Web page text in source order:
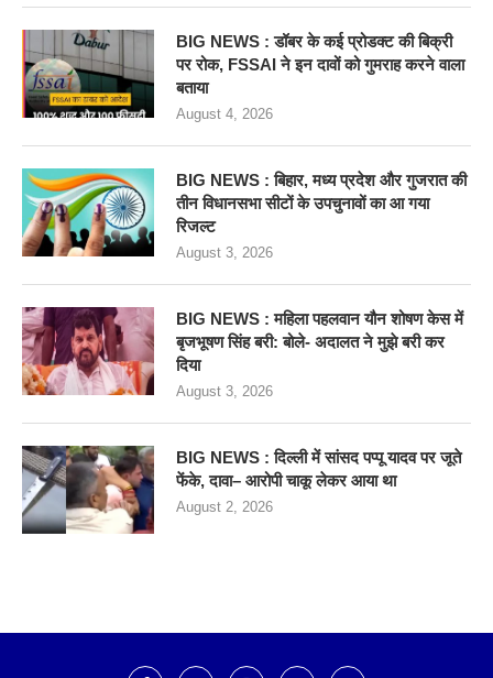
BIG NEWS : डॉबर के कई प्रोडक्ट की बिक्री
पर रोक, FSSAI ने इन दावों को गुमराह करने वाला
बताया
August 4, 2026
BIG NEWS : बिहार, मध्य प्रदेश और गुजरात की
तीन विधानसभा सीटों के उपचुनावों का आ गया
रिजल्ट
August 3, 2026
BIG NEWS : महिला पहलवान यौन शोषण केस में
बृजभूषण सिंह बरी: बोले- अदालत ने मुझे बरी कर
दिया
August 3, 2026
BIG NEWS : दिल्ली में सांसद पप्पू यादव पर जूते
फेंके, दावा– आरोपी चाकू लेकर आया था
August 2, 2026